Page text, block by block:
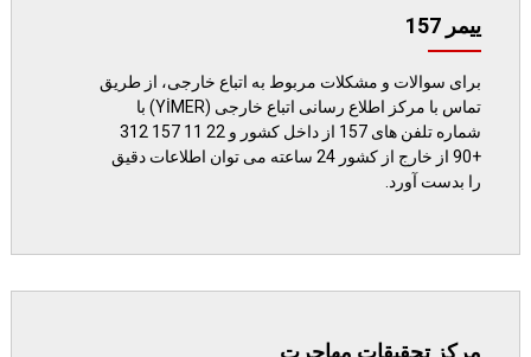
ییمر 157
برای سوالات و مشکلات مربوط به اتباع خارجی، از طریق
تماس با مرکز اطلاع رسانی اتباع خارجی (YİMER) با
شماره تلفن های 157 از داخل کشور و 22 11 157 312
+90 از خارج از کشور 24 ساعته می توان اطلاعات دقیق
را بدست آورد.
مرکز تحقیقات مهاجرت